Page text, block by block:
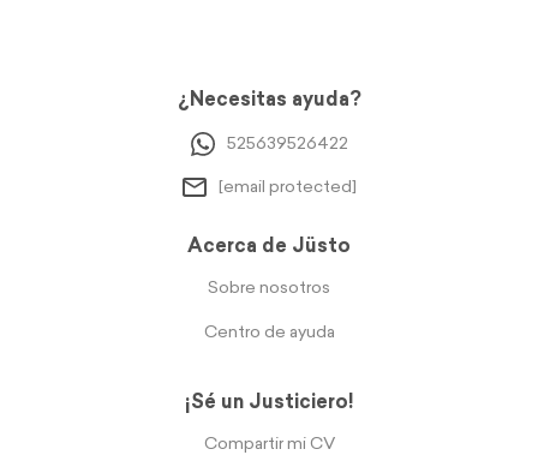
¿Necesitas ayuda?
525639526422
[email protected]
Acerca de Jüsto
Sobre nosotros
Centro de ayuda
¡Sé un Justiciero!
Compartir mi CV